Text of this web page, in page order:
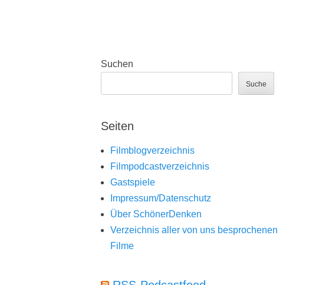
Suchen
Suche
Seiten
Filmblogverzeichnis
Filmpodcastverzeichnis
Gastspiele
Impressum/Datenschutz
Über SchönerDenken
Verzeichnis aller von uns besprochenen
Filme